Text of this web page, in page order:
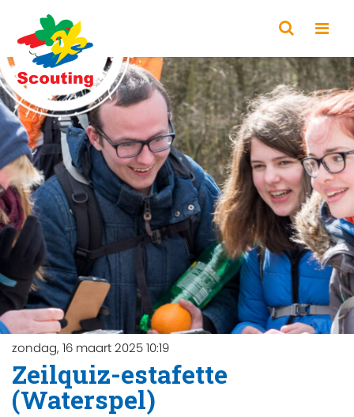
zondag, 16 maart 2025 10:19
Zeilquiz-estafette
(Waterspel)